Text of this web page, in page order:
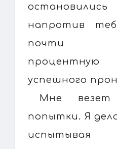
напротив
почти
процентную
успешного
Мне
попытки. Я